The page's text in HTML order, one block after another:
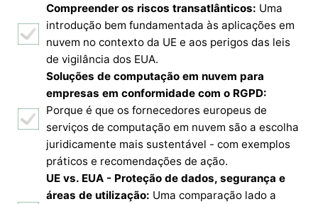
Compreender os riscos transatlânticos: Uma
introdução bem fundamentada às aplicações em
nuvem no contexto da UE e aos perigos das leis
de vigilância dos EUA.
Soluções de computação em nuvem para
empresas em conformidade com o RGPD:
Porque é que os fornecedores europeus de
serviços de computação em nuvem são a escolha
juridicamente mais sustentável - com exemplos
práticos e recomendações de ação.
UE vs. EUA - Proteção de dados, segurança e
áreas de utilização: Uma comparação lado a